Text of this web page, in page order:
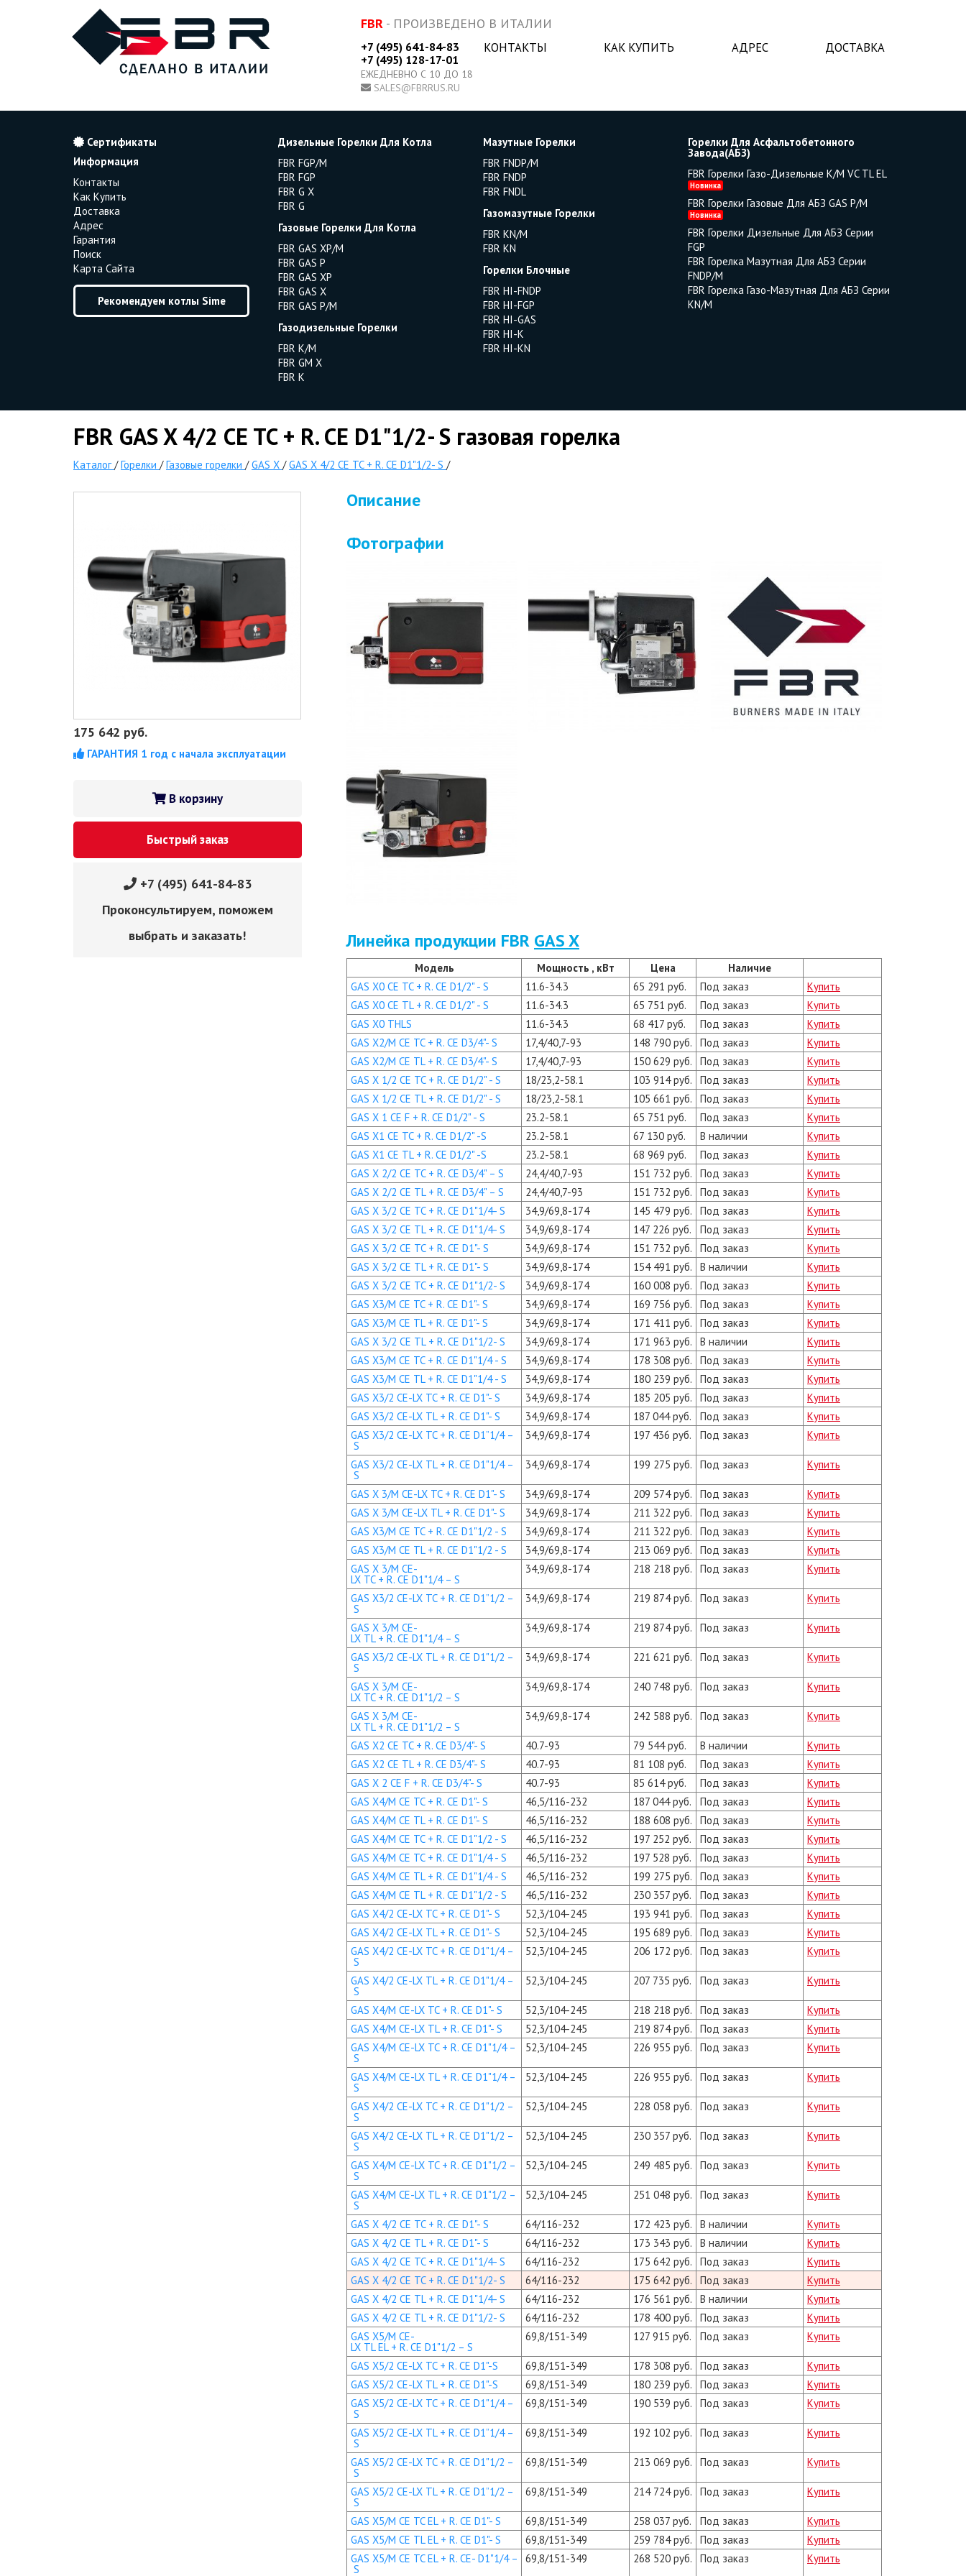
FBR- ПРОИЗВЕДЕНО В ИТАЛИИ
+7 (495) 641-84-83
+7 (495) 128-17-01
ЕЖЕДНЕВНО С 10 ДО 18
SALES@FBRRUS.RU
КОНТАКТЫ КАК КУПИТЬ АДРЕС ДОСТАВКА
Сертификаты
Информация
Контакты
Как Купить
Доставка
Адрес
Гарантия
Поиск
Карта Сайта
Рекомендуем котлы Sime
Дизельные Горелки Для Котла
FBR FGP/M
FBR FGP
FBR G X
FBR G
Газовые Горелки Для Котла
FBR GAS XP/M
FBR GAS P
FBR GAS XP
FBR GAS X
FBR GAS P/M
Газодизельные Горелки
FBR K/M
FBR GM X
FBR K
Мазутные Горелки
FBR FNDP/M
FBR FNDP
FBR FNDL
Газомазутные Горелки
FBR KN/M
FBR KN
Горелки Блочные
FBR HI-FNDP
FBR HI-FGP
FBR HI-GAS
FBR HI-K
FBR HI-KN
Горелки Для Асфальтобетонного
Завода(АБЗ)
FBR Горелки Газо-Дизельные K/M VC TL EL
Новинка
FBR Горелки Газовые Для АБЗ GAS P/M
Новинка
FBR Горелки Дизельные Для АБЗ Серии
FGP
FBR Горелка Мазутная Для АБЗ Серии
FNDP/M
FBR Горелка Газо-Мазутная Для АБЗ Серии
KN/M
FBR GAS X 4/2 CE TC + R. CE D1"1/2- S газовая горелка
Каталог /Горелки /Газовые горелки /GAS X /GAS X 4/2 CE TC + R. CE D1"1/2- S /
175 642 руб.
ГАРАНТИЯ 1 год с начала эксплуатации
В корзину
Быстрый заказ
+7 (495) 641-84-83
Проконсультируем, поможем
выбрать и заказать!
Описание
Фотографии
Линейка продукции FBR GAS X
Модель Мощность , кВт Цена
Наличие
GAS X0 CE TC + R. CE D1/2" - S
11.6-34.3 65 291 руб. Под заказ
Купить
GAS X0 CE TL + R. CE D1/2" - S
11.6-34.3 65 751 руб. Под заказ
Купить
GAS X0 THLS
11.6-34.3 68 417 руб. Под заказ
Купить
GAS X2/M CE TC + R. CE D3/4"- S
17,4/40,7-93 148 790 руб. Под заказ
Купить
GAS X2/M CE TL + R. CE D3/4"- S
17,4/40,7-93 150 629 руб. Под заказ
Купить
GAS X 1/2 CE TC + R. CE D1/2" - S
18/23,2-58.1 103 914 руб. Под заказ
Купить
GAS X 1/2 CE TL + R. CE D1/2" - S
18/23,2-58.1 105 661 руб. Под заказ
Купить
GAS X 1 CE F + R. CE D1/2" - S
23.2-58.1 65 751 руб. Под заказ
Купить
GAS X1 CE TC + R. CE D1/2" -S
23.2-58.1 67 130 руб. В наличии
Купить
GAS X1 CE TL + R. CE D1/2" -S
23.2-58.1 68 969 руб. Под заказ
Купить
GAS X 2/2 CE TC + R. CE D3/4" – S
24,4/40,7-93 151 732 руб. Под заказ
Купить
GAS X 2/2 CE TL + R. CE D3/4" – S
24,4/40,7-93 151 732 руб. Под заказ
Купить
GAS X 3/2 CE TC + R. CE D1"1/4- S
34,9/69,8-174 145 479 руб. Под заказ
Купить
GAS X 3/2 CE TL + R. CE D1"1/4- S
34,9/69,8-174 147 226 руб. Под заказ
Купить
GAS X 3/2 CE TC + R. CE D1"- S
34,9/69,8-174 151 732 руб. Под заказ
Купить
GAS X 3/2 CE TL + R. CE D1"- S
34,9/69,8-174 154 491 руб. В наличии
Купить
GAS X 3/2 CE TC + R. CE D1"1/2- S
34,9/69,8-174 160 008 руб. Под заказ
Купить
GAS X3/M CE TC + R. CE D1"- S
34,9/69,8-174 169 756 руб. Под заказ
Купить
GAS X3/M CE TL + R. CE D1"- S
34,9/69,8-174 171 411 руб. Под заказ
Купить
GAS X 3/2 CE TL + R. CE D1"1/2- S
34,9/69,8-174 171 963 руб. В наличии
Купить
GAS X3/M CE TC + R. CE D1"1/4 - S
34,9/69,8-174 178 308 руб. Под заказ
Купить
GAS X3/M CE TL + R. CE D1"1/4 - S
34,9/69,8-174 180 239 руб. Под заказ
Купить
GAS X3/2 CE-LX TC + R. CE D1"- S
34,9/69,8-174 185 205 руб. Под заказ
Купить
GAS X3/2 CE-LX TL + R. CE D1"- S
34,9/69,8-174 187 044 руб. Под заказ
Купить
GAS X3/2 CE-LX TC + R. CE D1”1/4 –
S
34,9/69,8-174 197 436 руб. Под заказ Купить
GAS X3/2 CE-LX TL + R. CE D1"1/4 –
S
34,9/69,8-174 199 275 руб. Под заказ Купить
GAS X 3/M CE-LX TC + R. CE D1"- S 34,9/69,8-174 209 574 руб. Под заказ
Купить
GAS X 3/M CE-LX TL + R. CE D1"- S
34,9/69,8-174 211 322 руб. Под заказ
Купить
GAS X3/M CE TC + R. CE D1"1/2 - S
34,9/69,8-174 211 322 руб. Под заказ
Купить
GAS X3/M CE TL + R. CE D1"1/2 - S
34,9/69,8-174 213 069 руб. Под заказ
Купить
GAS X 3/M CE-
LX TC + R. CE D1"1/4 – S
34,9/69,8-174 218 218 руб. Под заказ Купить
GAS X3/2 CE-LX TC + R. CE D1”1/2 –
S
34,9/69,8-174 219 874 руб. Под заказ Купить
GAS X 3/M CE-
LX TL + R. CE D1"1/4 – S
34,9/69,8-174 219 874 руб. Под заказ Купить
GAS X3/2 CE-LX TL + R. CE D1"1/2 –
S
34,9/69,8-174 221 621 руб. Под заказ Купить
GAS X 3/M CE-
LX TC + R. CE D1"1/2 – S
34,9/69,8-174 240 748 руб. Под заказ Купить
GAS X 3/M CE-
LX TL + R. CE D1"1/2 – S
34,9/69,8-174 242 588 руб. Под заказ Купить
GAS X2 CE TC + R. CE D3/4"- S 40.7-93 79 544 руб. В наличии
Купить
GAS X2 CE TL + R. CE D3/4"- S
40.7-93 81 108 руб. Под заказ
Купить
GAS X 2 CE F + R. CE D3/4"- S
40.7-93 85 614 руб. Под заказ
Купить
GAS X4/M CE TC + R. CE D1"- S
46,5/116-232 187 044 руб. Под заказ
Купить
GAS X4/M CE TL + R. CE D1"- S
46,5/116-232 188 608 руб. Под заказ
Купить
GAS X4/M CE TC + R. CE D1"1/2 - S
46,5/116-232 197 252 руб. Под заказ
Купить
GAS X4/M CE TC + R. CE D1"1/4 - S
46,5/116-232 197 528 руб. Под заказ
Купить
GAS X4/M CE TL + R. CE D1"1/4 - S
46,5/116-232 199 275 руб. Под заказ
Купить
GAS X4/M CE TL + R. CE D1"1/2 - S
46,5/116-232 230 357 руб. Под заказ
Купить
GAS X4/2 CE-LX TC + R. CE D1"- S
52,3/104-245 193 941 руб. Под заказ
Купить
GAS X4/2 CE-LX TL + R. CE D1"- S
52,3/104-245 195 689 руб. Под заказ
Купить
GAS X4/2 CE-LX TC + R. CE D1"1/4 –
S
52,3/104-245 206 172 руб. Под заказ Купить
GAS X4/2 CE-LX TL + R. CE D1"1/4 –
S
52,3/104-245 207 735 руб. Под заказ Купить
GAS X4/M CE-LX TC + R. CE D1"- S 52,3/104-245 218 218 руб. Под заказ
Купить
GAS X4/M CE-LX TL + R. CE D1"- S
52,3/104-245 219 874 руб. Под заказ
Купить
GAS X4/M CE-LX TC + R. CE D1"1/4 –
S
52,3/104-245 226 955 руб. Под заказ Купить
GAS X4/M CE-LX TL + R. CE D1"1/4 –
S
52,3/104-245 226 955 руб. Под заказ Купить
GAS X4/2 CE-LX TC + R. CE D1"1/2 –
S
52,3/104-245 228 058 руб. Под заказ Купить
GAS X4/2 CE-LX TL + R. CE D1"1/2 –
S
52,3/104-245 230 357 руб. Под заказ Купить
GAS X4/M CE-LX TC + R. CE D1"1/2 –
S
52,3/104-245 249 485 руб. Под заказ Купить
GAS X4/M CE-LX TL + R. CE D1"1/2 –
S
52,3/104-245 251 048 руб. Под заказ Купить
GAS X 4/2 CE TC + R. CE D1"- S 64/116-232 172 423 руб. В наличии
Купить
GAS X 4/2 CE TL + R. CE D1"- S
64/116-232 173 343 руб. В наличии
Купить
GAS X 4/2 CE TC + R. CE D1"1/4- S
64/116-232 175 642 руб. Под заказ
Купить
GAS X 4/2 CE TC + R. CE D1"1/2- S
64/116-232 175 642 руб. Под заказ
Купить
GAS X 4/2 CE TL + R. CE D1"1/4- S
64/116-232 176 561 руб. В наличии
Купить
GAS X 4/2 CE TL + R. CE D1"1/2- S
64/116-232 178 400 руб. Под заказ
Купить
GAS X5/M CE-
LX TL EL + R. CE D1"1/2 – S
69,8/151-349 127 915 руб. Под заказ Купить
GAS X5/2 CE-LX TC + R. CE D1"-S 69,8/151-349 178 308 руб. Под заказ
Купить
GAS X5/2 CE-LX TL + R. CE D1"-S
69,8/151-349 180 239 руб. Под заказ
Купить
GAS X5/2 CE-LX TC + R. CE D1"1/4 –
S
69,8/151-349 190 539 руб. Под заказ Купить
GAS X5/2 CE-LX TL + R. CE D1”1/4 –
S
69,8/151-349 192 102 руб. Под заказ Купить
GAS X5/2 CE-LX TC + R. CE D1"1/2 –
S
69,8/151-349 213 069 руб. Под заказ Купить
GAS X5/2 CE-LX TL + R. CE D1”1/2 –
S
69,8/151-349 214 724 руб. Под заказ Купить
GAS X5/M CE TC EL + R. CE D1"- S 69,8/151-349 258 037 руб. Под заказ
Купить
GAS X5/M CE TL EL + R. CE D1"- S
69,8/151-349 259 784 руб. Под заказ
Купить
GAS X5/M CE TC EL + R. CE- D1"1/4 –
S
69,8/151-349 268 520 руб. Под заказ Купить